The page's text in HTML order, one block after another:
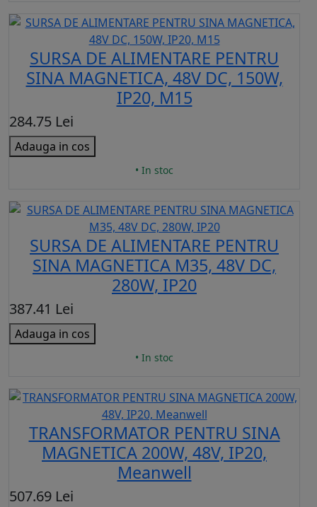
SURSA DE ALIMENTARE PENTRU
SINA MAGNETICA, 48V DC, 150W,
IP20, M15
284.75 Lei
Adauga in cos
• In stoc
SURSA DE ALIMENTARE PENTRU
SINA MAGNETICA M35, 48V DC,
280W, IP20
387.41 Lei
Adauga in cos
• In stoc
TRANSFORMATOR PENTRU SINA
MAGNETICA 200W, 48V, IP20,
Meanwell
507.69 Lei